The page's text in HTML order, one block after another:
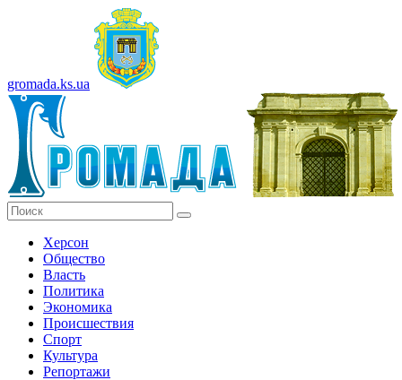
gromada.ks.ua
Херсон
Общество
Власть
Политика
Экономика
Происшествия
Спорт
Культура
Репортажи